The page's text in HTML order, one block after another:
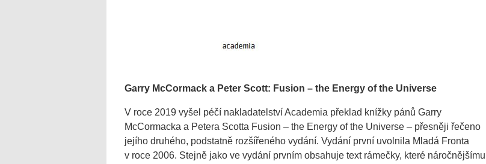
Garry McCormack a Peter Scott: Fusion – the Energy of the Universe
V roce 2019 vyšel péčí nakladatelství Academia překlad knížky pánů Garry
McCormacka a Petera Scotta Fusion – the Energy of the Universe – přesněji řečeno
jejího druhého, podstatně rozšířeného vydání. Vydání první uvolnila Mladá Fronta
v roce 2006. Stejně jako ve vydání prvním obsahuje text rámečky, které náročnějšímu